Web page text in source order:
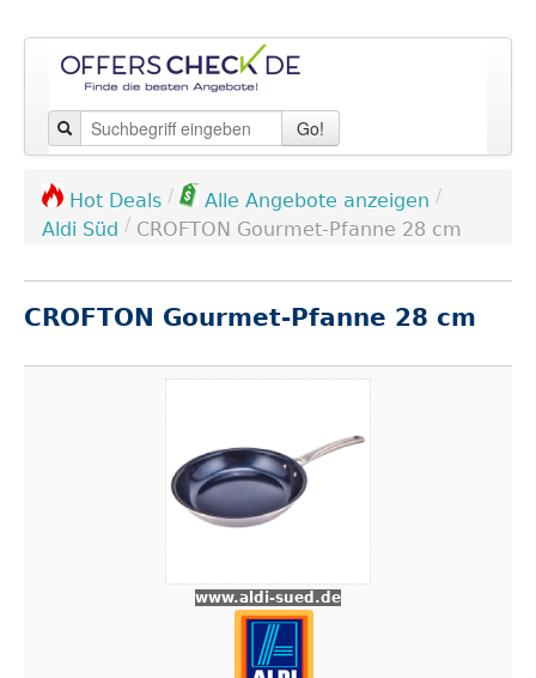
Go!
Hot Deals / Alle Angebote anzeigen /
Aldi Süd / CROFTON Gourmet-Pfanne 28 cm
CROFTON Gourmet-Pfanne 28 cm
www.aldi-sued.de